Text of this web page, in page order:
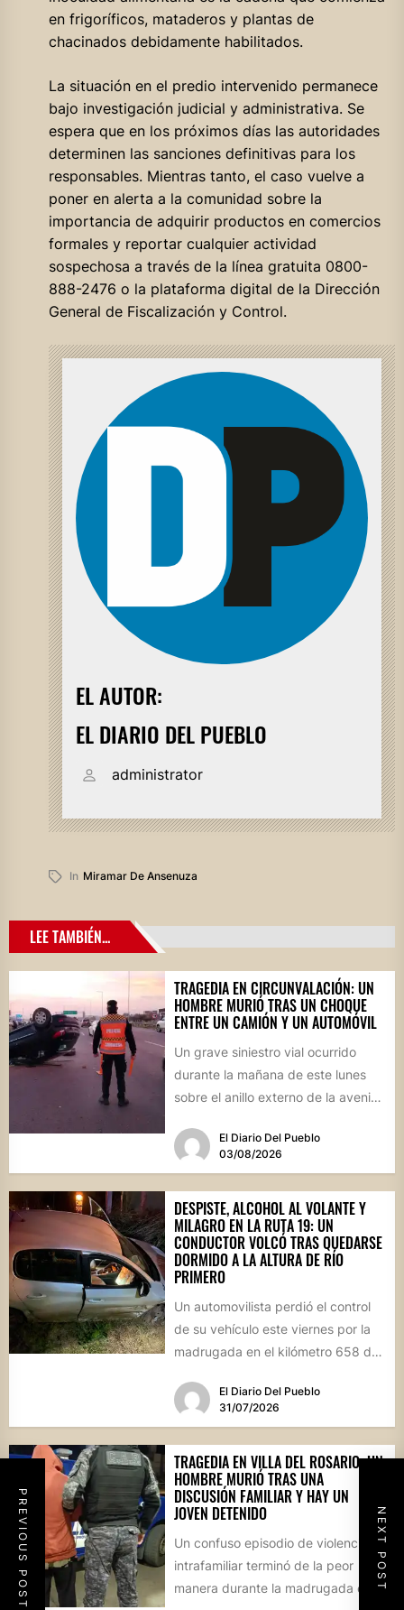
en frigoríficos, mataderos y plantas de
chacinados debidamente habilitados.
La situación en el predio intervenido permanece
bajo investigación judicial y administrativa. Se
espera que en los próximos días las autoridades
determinen las sanciones definitivas para los
responsables. Mientras tanto, el caso vuelve a
poner en alerta a la comunidad sobre la
importancia de adquirir productos en comercios
formales y reportar cualquier actividad
sospechosa a través de la línea gratuita 0800-
888-2476 o la plataforma digital de la Dirección
General de Fiscalización y Control.
EL AUTOR:
EL DIARIO DEL PUEBLO
administrator
In Miramar De Ansenuza
PREVIOUS POST NEXT POST
LEE TAMBIÉN...
TRAGEDIA EN CIRCUNVALACIÓN: UN
HOMBRE MURIÓ TRAS UN CHOQUE
ENTRE UN CAMIÓN Y UN AUTOMÓVIL
Un grave siniestro vial ocurrido
durante la mañana de este lunes
sobre el anillo externo de la avenida
El Diario Del Pueblo
03/08/2026
DESPISTE, ALCOHOL AL VOLANTE Y
MILAGRO EN LA RUTA 19: UN
CONDUCTOR VOLCÓ TRAS QUEDARSE
DORMIDO A LA ALTURA DE RÍO
PRIMERO
Un automovilista perdió el control
de su vehículo este viernes por la
madrugada en el kilómetro 658 de
El Diario Del Pueblo
31/07/2026
TRAGEDIA EN VILLA DEL ROSARIO: UN
HOMBRE MURIÓ TRAS UNA
DISCUSIÓN FAMILIAR Y HAY UN
JOVEN DETENIDO
Un confuso episodio de violencia
intrafamiliar terminó de la peor
manera durante la madrugada en